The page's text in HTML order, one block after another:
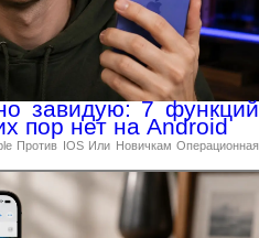
завидую: 7 функций
пор нет на Android
Против IOS Или Новичкам Операционная